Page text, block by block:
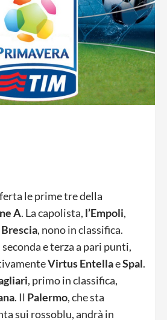
le prime tre della
A. La capolista, l’Empoli,
Brescia, nono in classifica.
seconda e terza a pari punti,
Virtus EntellaeSpal.
, primo in classifica,
. Il Palermo, che sta
sui rossoblu, andrà in